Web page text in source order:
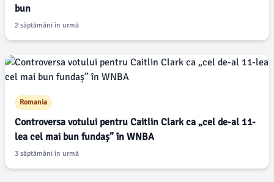
Nu s-au găsit articole cu această etichetă în acest județ.